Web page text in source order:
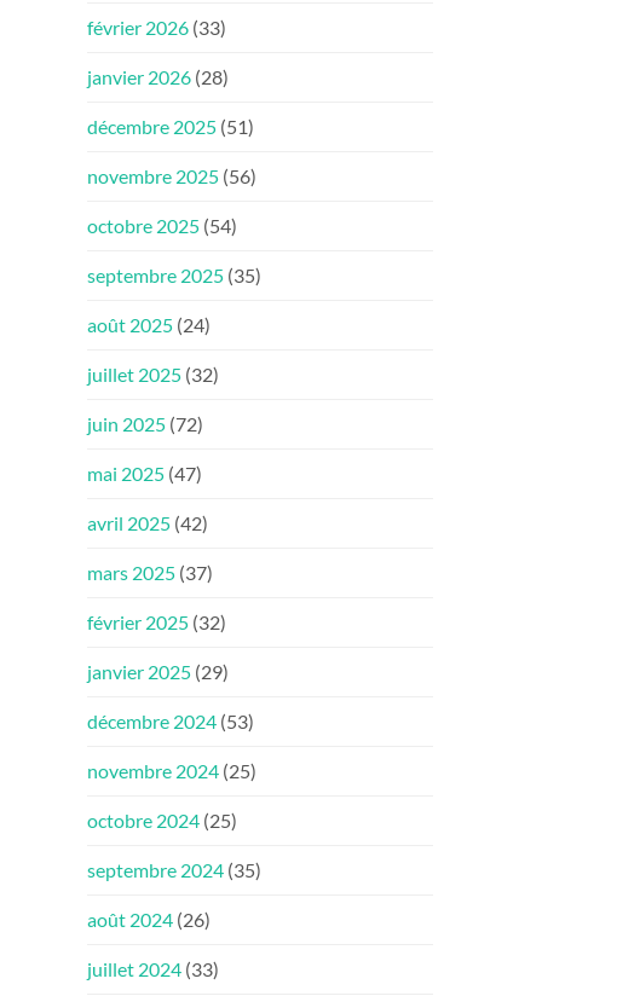
février 2026 (33)
janvier 2026 (28)
décembre 2025 (51)
novembre 2025 (56)
octobre 2025 (54)
septembre 2025 (35)
août 2025 (24)
juillet 2025 (32)
juin 2025 (72)
mai 2025 (47)
avril 2025 (42)
mars 2025 (37)
février 2025 (32)
janvier 2025 (29)
décembre 2024 (53)
novembre 2024 (25)
octobre 2024 (25)
septembre 2024 (35)
août 2024 (26)
juillet 2024 (33)